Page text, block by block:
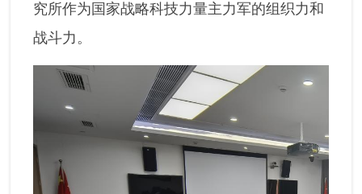
究所作为国家战略科技力量主力军的组织力和
战斗力。